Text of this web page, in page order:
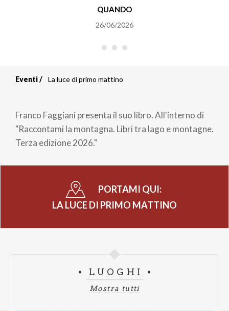
QUANDO
26/06/2026
di
pane
Eventi La luce di primo mattino
Franco Faggiani presenta il suo libro. All'interno di
"Raccontami la montagna. Libri tra lago e montagne.
Terza edizione 2026."
PORTAMI QUI:
LA LUCE DI PRIMO MATTINO
LUOGHI
Mostra tutti